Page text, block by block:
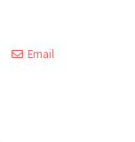
Email